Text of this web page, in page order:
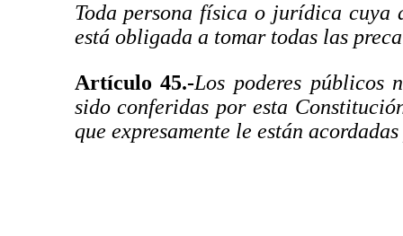
Toda persona física o jurídica cuya
está obligada a tomar todas las
Artículo 45.-Los poderes públicos
sido conferidas por esta
que expresamente le están